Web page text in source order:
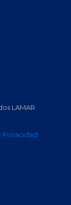
LAMAR
Privacidad